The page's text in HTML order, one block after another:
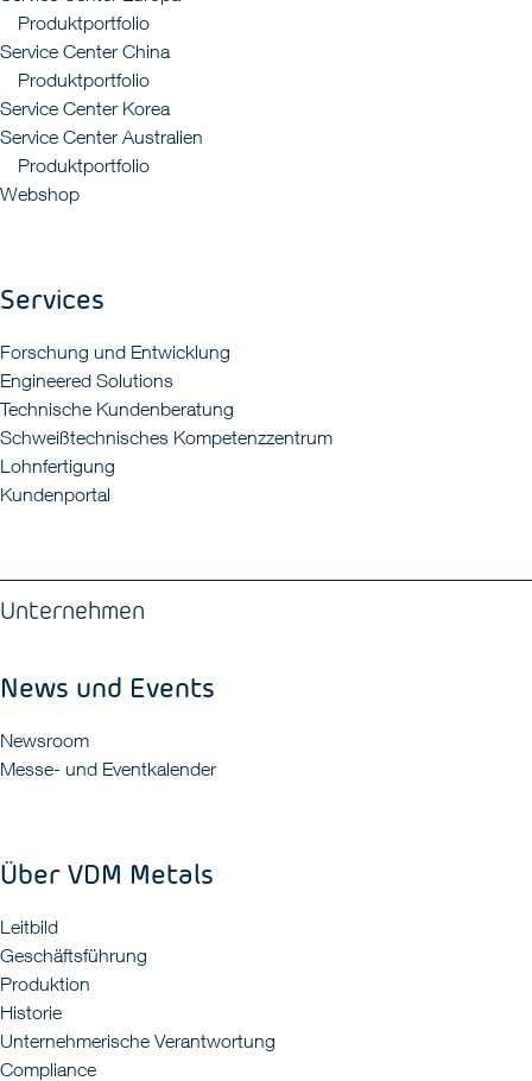
Produktportfolio
Service Center China
Produktportfolio
Service Center Korea
Service Center Australien
Produktportfolio
Webshop
Services
Forschung und Entwicklung
Engineered Solutions
Technische Kundenberatung
Schweißtechnisches Kompetenzzentrum
Lohnfertigung
Kundenportal
Unternehmen
News und Events
Newsroom
Messe- und Eventkalender
Über VDM Metals
Leitbild
Geschäftsführung
Produktion
Historie
Unternehmerische Verantwortung
Compliance